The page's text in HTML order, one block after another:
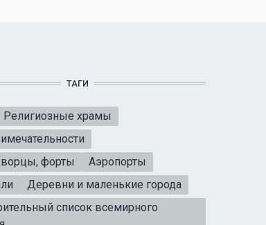
ТАГИ
Религиозные храмы
форты
Аэропорты
Деревни и маленькие города
список всемирного